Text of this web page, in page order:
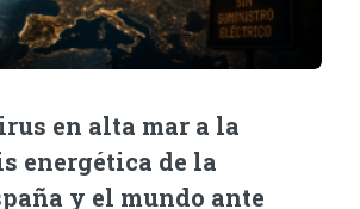
en alta mar a la
energética de la
y el mundo ante